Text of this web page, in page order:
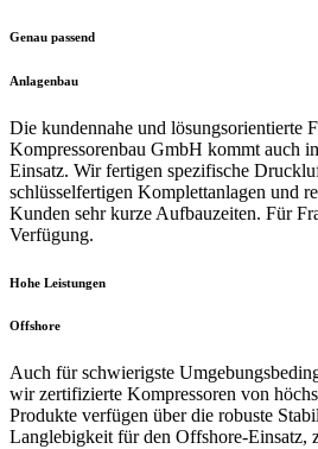
Genau passend
Anlagenbau
Die kundennahe und lösungsorientierte
Kompressorenbau GmbH kommt auch
Einsatz. Wir fertigen spezifische
schlüsselfertigen Komplettanlagen und
Kunden sehr kurze Aufbauzeiten. Für
Verfügung.
Hohe Leistungen
Offshore
Auch für schwierigste
wir zertifizierte Kompressoren von
Produkte verfügen über die robuste
Langlebigkeit für den Offshore-Einsatz,